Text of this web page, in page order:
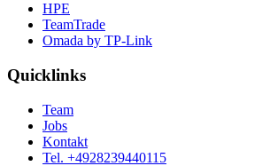
HPE
TeamTrade
Omada by TP-Link
Quicklinks
Team
Jobs
Kontakt
Tel. +4928239440115